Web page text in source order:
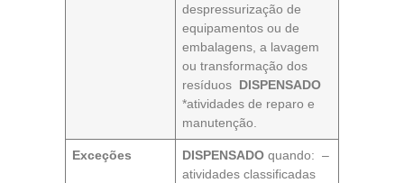
despressurização de
equipamentos ou de
embalagens, a lavagem
ou transformação dos
resíduos DISPENSADO
*atividades de reparo e
manutenção.
Exceções DISPENSADO quando: –
atividades classificadas